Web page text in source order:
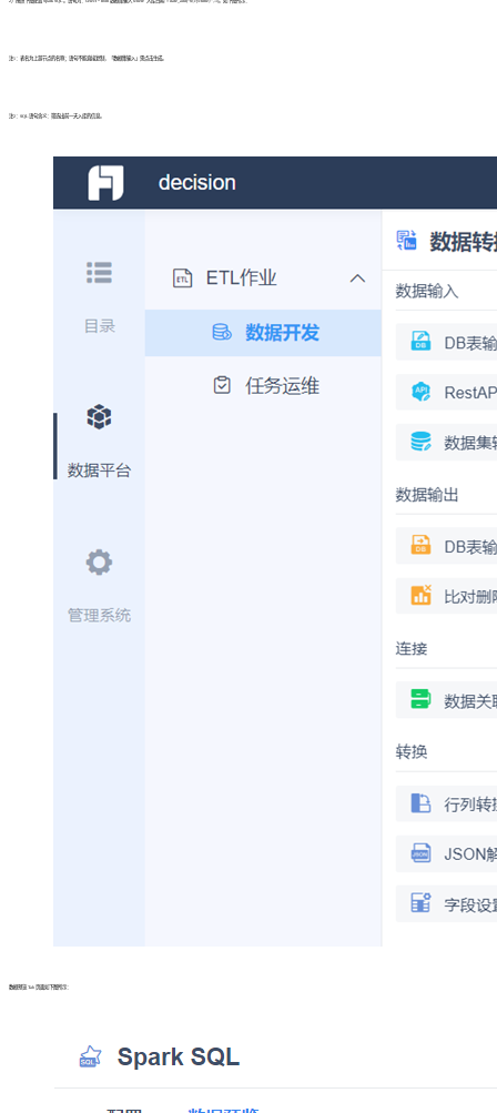
注1：表名为上游节点的名称；语句不能直接复制，「数据集输入」需点击生成。
注2：SQL 语句含义：筛选出前一天入库的信息。
数据预览 Tab 页面如下图所示：